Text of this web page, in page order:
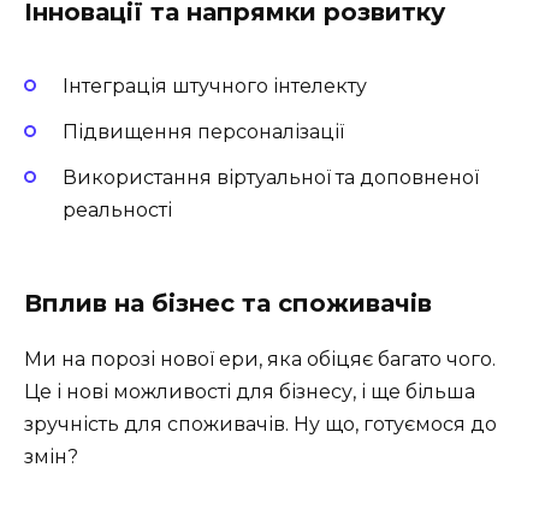
Інновації та напрямки розвитку
Інтеграція штучного інтелекту
Підвищення персоналізації
Використання віртуальної та доповненої
реальності
Вплив на бізнес та споживачів
Ми на порозі нової ери, яка обіцяє багато чого.
Це і нові можливості для бізнесу, і ще більша
зручність для споживачів. Ну що, готуємося до
змін?